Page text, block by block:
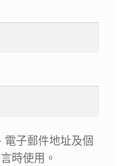
子郵件地址及個
時使用。